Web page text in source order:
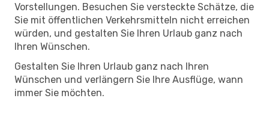
Vorstellungen. Besuchen Sie versteckte Schätze, die
Sie mit öffentlichen Verkehrsmitteln nicht erreichen
würden, und gestalten Sie Ihren Urlaub ganz nach
Ihren Wünschen.
Gestalten Sie Ihren Urlaub ganz nach Ihren
Wünschen und verlängern Sie Ihre Ausflüge, wann
immer Sie möchten.